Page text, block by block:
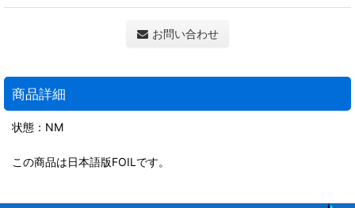
お問い合わせ
商品詳細
状態：NM
この商品は日本語版FOILです。